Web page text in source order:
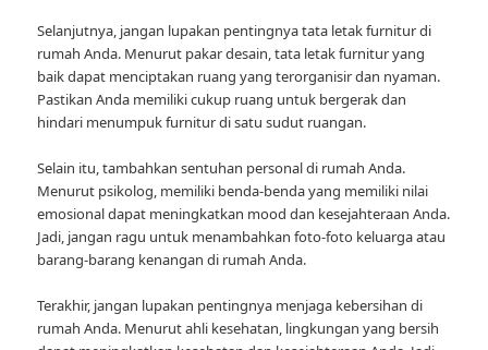
Selanjutnya, jangan lupakan pentingnya tata letak furnitur di
rumah Anda. Menurut pakar desain, tata letak furnitur yang
baik dapat menciptakan ruang yang terorganisir dan nyaman.
Pastikan Anda memiliki cukup ruang untuk bergerak dan
hindari menumpuk furnitur di satu sudut ruangan.
Selain itu, tambahkan sentuhan personal di rumah Anda.
Menurut psikolog, memiliki benda-benda yang memiliki nilai
emosional dapat meningkatkan mood dan kesejahteraan Anda.
Jadi, jangan ragu untuk menambahkan foto-foto keluarga atau
barang-barang kenangan di rumah Anda.
Terakhir, jangan lupakan pentingnya menjaga kebersihan di
rumah Anda. Menurut ahli kesehatan, lingkungan yang bersih